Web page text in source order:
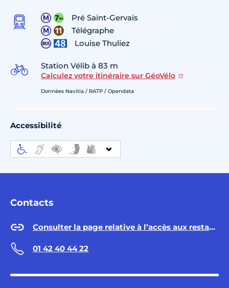
Pré Saint-Gervais
Télégraphe
Louise Thuliez
Station Vélib à 83 m
Calculez votre itinéraire sur GéoVélo
Données Navitia / RATP / Opendata
Accessibilité
Contacts
Consulter la page relative à l’accès aux restaurants Émeraude
01 42 40 44 22